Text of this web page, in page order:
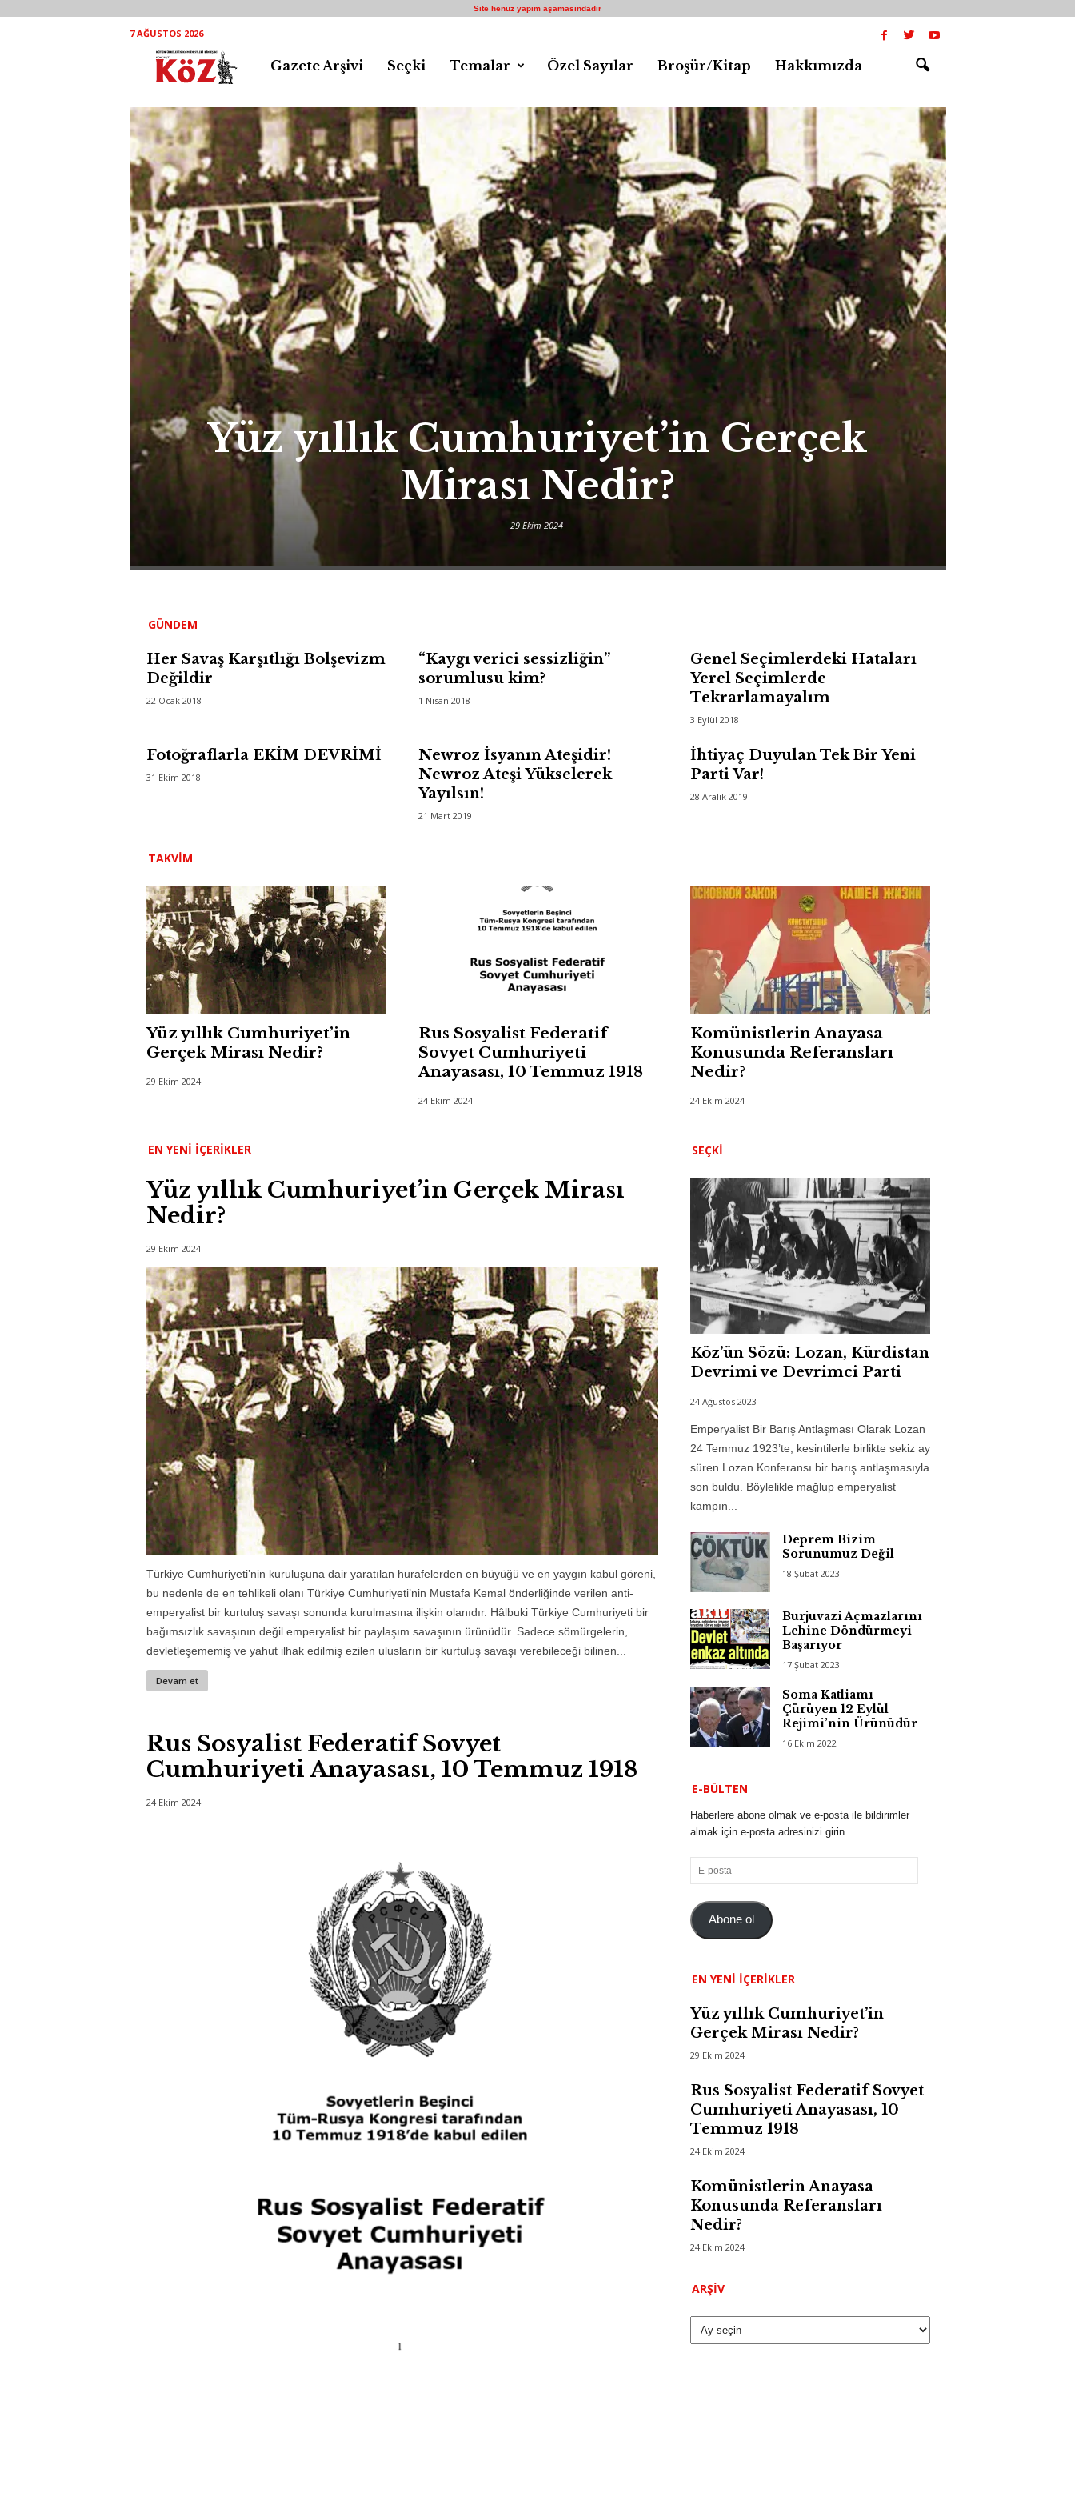
Site henüz yapım aşamasındadır
7 AĞUSTOS 2026
Z
A
r
ş
i
v
Gazete Arşivi Seçki Temalar Özel Sayılar Broşür/Kitap Hakkımızda
Yüz yıllık Cumhuriyet’in Gerçek
Mirası Nedir?
29 Ekim 2024
GÜNDEM
Her Savaş Karşıtlığı Bolşevizm
Değildir
22 Ocak 2018
“Kaygı verici sessizliğin”
sorumlusu kim?
1 Nisan 2018
Genel Seçimlerdeki Hataları
Yerel Seçimlerde
Tekrarlamayalım
3 Eylül 2018
Fotoğraflarla EKİM DEVRİMİ
31 Ekim 2018
Newroz İsyanın Ateşidir!
Newroz Ateşi Yükselerek
Yayılsın!
21 Mart 2019
İhtiyaç Duyulan Tek Bir Yeni
Parti Var!
28 Aralık 2019
TAKVIM
Yüz yıllık Cumhuriyet’in
Gerçek Mirası Nedir?
29 Ekim 2024
Rus Sosyalist Federatif
Sovyet Cumhuriyeti
Anayasası, 10 Temmuz 1918
24 Ekim 2024
Komünistlerin Anayasa
Konusunda Referansları
Nedir?
24 Ekim 2024
EN YENI İÇERIKLER
Yüz yıllık Cumhuriyet’in Gerçek Mirası
Nedir?
29 Ekim 2024
Türkiye Cumhuriyeti’nin kuruluşuna dair yaratılan hurafelerden en büyüğü ve en yaygın kabul göreni,
bu nedenle de en tehlikeli olanı Türkiye Cumhuriyeti’nin Mustafa Kemal önderliğinde verilen anti-
emperyalist bir kurtuluş savaşı sonunda kurulmasına ilişkin olanıdır. Hâlbuki Türkiye Cumhuriyeti bir
bağımsızlık savaşının değil emperyalist bir paylaşım savaşının ürünüdür. Sadece sömürgelerin,
devletleşememiş ve yahut ilhak edilmiş ezilen ulusların bir kurtuluş savaşı verebileceği bilinen...
Devam et
Rus Sosyalist Federatif Sovyet
Cumhuriyeti Anayasası, 10 Temmuz 1918
24 Ekim 2024
SEÇKI
Köz’ün Sözü: Lozan, Kürdistan
Devrimi ve Devrimci Parti
24 Ağustos 2023
Emperyalist Bir Barış Antlaşması Olarak Lozan
24 Temmuz 1923’te, kesintilerle birlikte sekiz ay
süren Lozan Konferansı bir barış antlaşmasıyla
son buldu. Böylelikle mağlup emperyalist
kampın...
Deprem Bizim
Sorunumuz Değil
18 Şubat 2023
Burjuvazi Açmazlarını
Lehine Döndürmeyi
Başarıyor
17 Şubat 2023
Soma Katliamı
Çürüyen 12 Eylül
Rejimi’nin Ürünüdür
16 Ekim 2022
E-BÜLTEN
Haberlere abone olmak ve e-posta ile bildirimler
almak için e-posta adresinizi girin.
E-
posta
Abone ol
EN YENI İÇERIKLER
Yüz yıllık Cumhuriyet’in
Gerçek Mirası Nedir?
29 Ekim 2024
Rus Sosyalist Federatif Sovyet
Cumhuriyeti Anayasası, 10
Temmuz 1918
24 Ekim 2024
Komünistlerin Anayasa
Konusunda Referansları
Nedir?
24 Ekim 2024
ARŞIV